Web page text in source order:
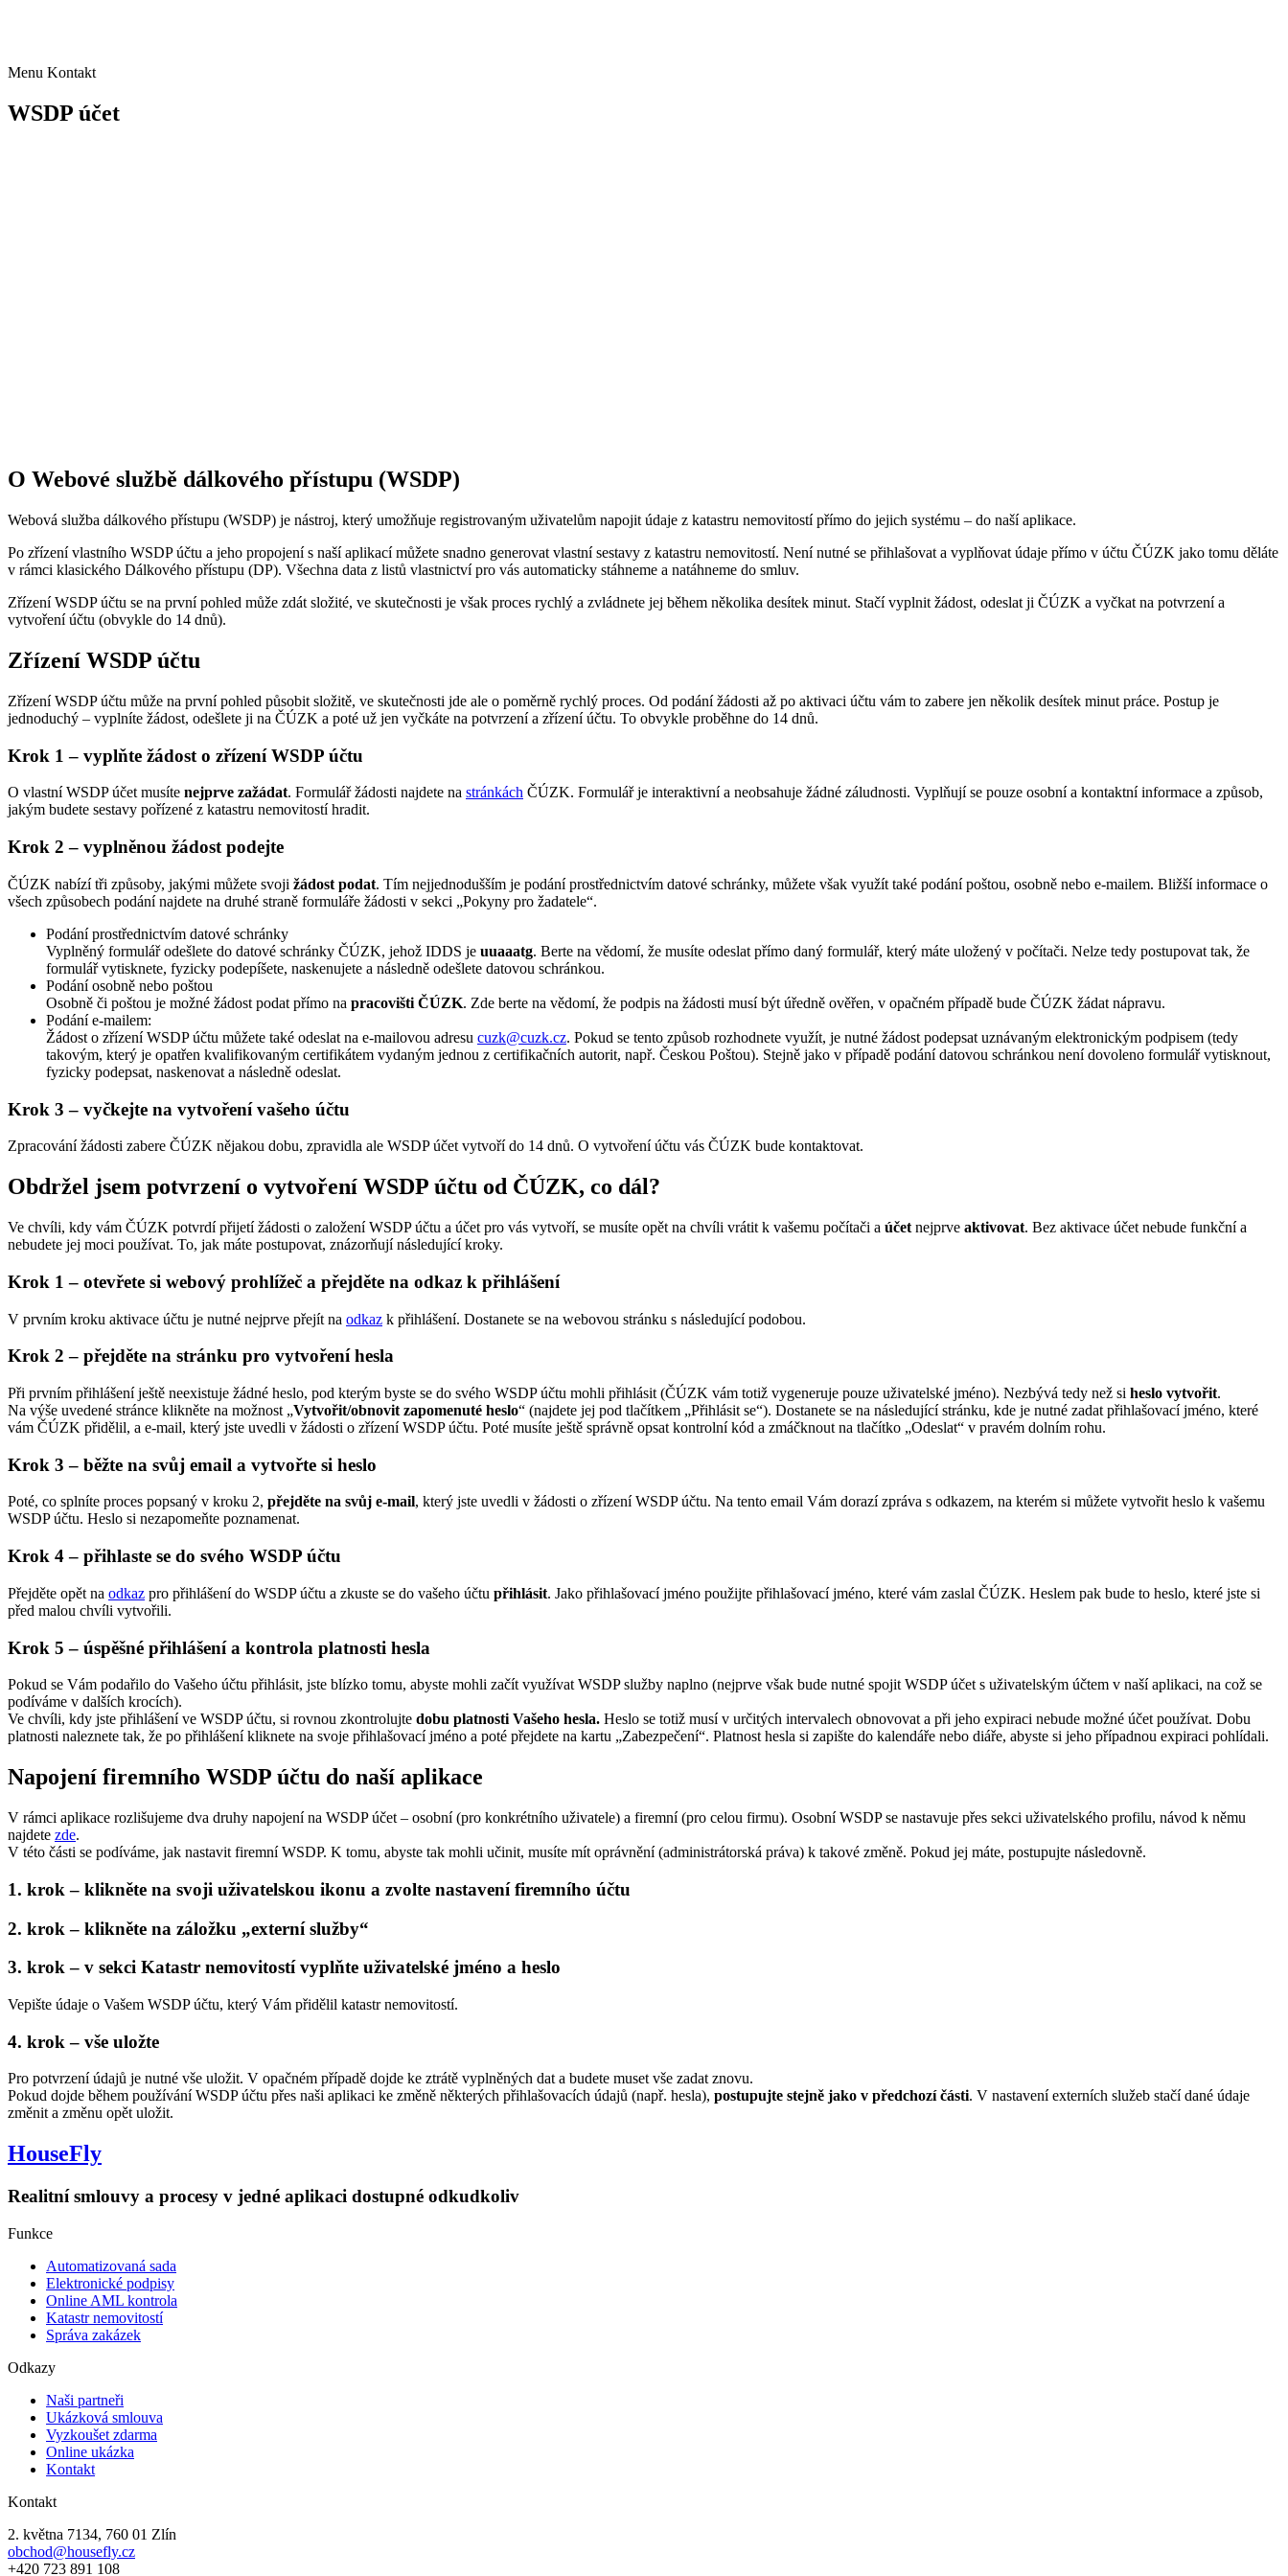
Menu Kontakt
WSDP účet
O Webové službě dálkového přístupu (WSDP)
Webová služba dálkového přístupu (WSDP) je nástroj, který umožňuje registrovaným uživatelům napojit údaje z katastru nemovitostí přímo do jejich systému – do naší aplikace.
Po zřízení vlastního WSDP účtu a jeho propojení s naší aplikací můžete snadno generovat vlastní sestavy z katastru nemovitostí. Není nutné se přihlašovat a vyplňovat údaje přímo v účtu ČÚZK jako tomu děláte
v rámci klasického Dálkového přístupu (DP). Všechna data z listů vlastnictví pro vás automaticky stáhneme a natáhneme do smluv.
Zřízení WSDP účtu se na první pohled může zdát složité, ve skutečnosti je však proces rychlý a zvládnete jej během několika desítek minut. Stačí vyplnit žádost, odeslat ji ČÚZK a vyčkat na potvrzení a
vytvoření účtu (obvykle do 14 dnů).
Zřízení WSDP účtu
Zřízení WSDP účtu může na první pohled působit složitě, ve skutečnosti jde ale o poměrně rychlý proces. Od podání žádosti až po aktivaci účtu vám to zabere jen několik desítek minut práce. Postup je
jednoduchý – vyplníte žádost, odešlete ji na ČÚZK a poté už jen vyčkáte na potvrzení a zřízení účtu. To obvykle proběhne do 14 dnů.
Krok 1 – vyplňte žádost o zřízení WSDP účtu
O vlastní WSDP účet musíte nejprve zažádat. Formulář žádosti najdete na stránkách ČÚZK. Formulář je interaktivní a neobsahuje žádné záludnosti. Vyplňují se pouze osobní a kontaktní informace a způsob,
jakým budete sestavy pořízené z katastru nemovitostí hradit.
Krok 2 – vyplněnou žádost podejte
ČÚZK nabízí tři způsoby, jakými můžete svoji žádost podat. Tím nejjednodušším je podání prostřednictvím datové schránky, můžete však využít také podání poštou, osobně nebo e-mailem. Bližší informace o
všech způsobech podání najdete na druhé straně formuláře žádosti v sekci „Pokyny pro žadatele“.
Podání prostřednictvím datové schránky
Vyplněný formulář odešlete do datové schránky ČÚZK, jehož IDDS je uuaaatg. Berte na vědomí, že musíte odeslat přímo daný formulář, který máte uložený v počítači. Nelze tedy postupovat tak, že
formulář vytisknete, fyzicky podepíšete, naskenujete a následně odešlete datovou schránkou.
Podání osobně nebo poštou
Osobně či poštou je možné žádost podat přímo na pracovišti ČÚZK. Zde berte na vědomí, že podpis na žádosti musí být úředně ověřen, v opačném případě bude ČÚZK žádat nápravu.
Podání e-mailem:
Žádost o zřízení WSDP účtu můžete také odeslat na e-mailovou adresu cuzk@cuzk.cz. Pokud se tento způsob rozhodnete využít, je nutné žádost podepsat uznávaným elektronickým podpisem (tedy
takovým, který je opatřen kvalifikovaným certifikátem vydaným jednou z certifikačních autorit, např. Českou Poštou). Stejně jako v případě podání datovou schránkou není dovoleno formulář vytisknout,
fyzicky podepsat, naskenovat a následně odeslat.
Krok 3 – vyčkejte na vytvoření vašeho účtu
Zpracování žádosti zabere ČÚZK nějakou dobu, zpravidla ale WSDP účet vytvoří do 14 dnů. O vytvoření účtu vás ČÚZK bude kontaktovat.
Obdržel jsem potvrzení o vytvoření WSDP účtu od ČÚZK, co dál?
Ve chvíli, kdy vám ČÚZK potvrdí přijetí žádosti o založení WSDP účtu a účet pro vás vytvoří, se musíte opět na chvíli vrátit k vašemu počítači a účet nejprve aktivovat. Bez aktivace účet nebude funkční a
nebudete jej moci používat. To, jak máte postupovat, znázorňují následující kroky.
Krok 1 – otevřete si webový prohlížeč a přejděte na odkaz k přihlášení
V prvním kroku aktivace účtu je nutné nejprve přejít na odkaz k přihlášení. Dostanete se na webovou stránku s následující podobou.
Krok 2 – přejděte na stránku pro vytvoření hesla
Při prvním přihlášení ještě neexistuje žádné heslo, pod kterým byste se do svého WSDP účtu mohli přihlásit (ČÚZK vám totiž vygeneruje pouze uživatelské jméno). Nezbývá tedy než si heslo vytvořit.
Na výše uvedené stránce klikněte na možnost „Vytvořit/obnovit zapomenuté heslo“ (najdete jej pod tlačítkem „Přihlásit se“). Dostanete se na následující stránku, kde je nutné zadat přihlašovací jméno, které
vám ČÚZK přidělil, a e-mail, který jste uvedli v žádosti o zřízení WSDP účtu. Poté musíte ještě správně opsat kontrolní kód a zmáčknout na tlačítko „Odeslat“ v pravém dolním rohu.
Krok 3 – běžte na svůj email a vytvořte si heslo
Poté, co splníte proces popsaný v kroku 2, přejděte na svůj e-mail, který jste uvedli v žádosti o zřízení WSDP účtu. Na tento email Vám dorazí zpráva s odkazem, na kterém si můžete vytvořit heslo k vašemu
WSDP účtu. Heslo si nezapomeňte poznamenat.
Krok 4 – přihlaste se do svého WSDP účtu
Přejděte opět na odkaz pro přihlášení do WSDP účtu a zkuste se do vašeho účtu přihlásit. Jako přihlašovací jméno použijte přihlašovací jméno, které vám zaslal ČÚZK. Heslem pak bude to heslo, které jste si
před malou chvíli vytvořili.
Krok 5 – úspěšné přihlášení a kontrola platnosti hesla
Pokud se Vám podařilo do Vašeho účtu přihlásit, jste blízko tomu, abyste mohli začít využívat WSDP služby naplno (nejprve však bude nutné spojit WSDP účet s uživatelským účtem v naší aplikaci, na což se
podíváme v dalších krocích).
Ve chvíli, kdy jste přihlášení ve WSDP účtu, si rovnou zkontrolujte dobu platnosti Vašeho hesla. Heslo se totiž musí v určitých intervalech obnovovat a při jeho expiraci nebude možné účet používat. Dobu
platnosti naleznete tak, že po přihlášení kliknete na svoje přihlašovací jméno a poté přejdete na kartu „Zabezpečení“. Platnost hesla si zapište do kalendáře nebo diáře, abyste si jeho případnou expiraci pohlídali.
Napojení firemního WSDP účtu do naší aplikace
V rámci aplikace rozlišujeme dva druhy napojení na WSDP účet – osobní (pro konkrétního uživatele) a firemní (pro celou firmu). Osobní WSDP se nastavuje přes sekci uživatelského profilu, návod k němu
najdete zde.
V této části se podíváme, jak nastavit firemní WSDP. K tomu, abyste tak mohli učinit, musíte mít oprávnění (administrátorská práva) k takové změně. Pokud jej máte, postupujte následovně.
1. krok – klikněte na svoji uživatelskou ikonu a zvolte nastavení firemního účtu
2. krok – klikněte na záložku „externí služby“
3. krok – v sekci Katastr nemovitostí vyplňte uživatelské jméno a heslo
Vepište údaje o Vašem WSDP účtu, který Vám přidělil katastr nemovitostí.
4. krok – vše uložte
Pro potvrzení údajů je nutné vše uložit. V opačném případě dojde ke ztrátě vyplněných dat a budete muset vše zadat znovu.
Pokud dojde během používání WSDP účtu přes naši aplikaci ke změně některých přihlašovacích údajů (např. hesla), postupujte stejně jako v předchozí části. V nastavení externích služeb stačí dané údaje
změnit a změnu opět uložit.
HouseFly
Realitní smlouvy a procesy v jedné aplikaci dostupné odkudkoliv
Funkce
Automatizovaná sada​
Elektronické podpisy​
Online AML kontrola
Katastr nemovitostí
Správa zakázek
Odkazy
Naši partneři
Ukázková smlouva
Vyzkoušet zdarma
Online ukázka
Kontakt
Kontakt
2. května 7134, 760 01 Zlín
obchod@housefly.cz
+420 723 891 108